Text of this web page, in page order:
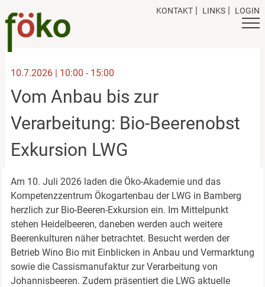
to
content
KONTAKT LINKS LOGIN
10.7.2026 | 10:00 - 15:00
Vom Anbau bis zur
Verarbeitung: Bio-Beerenobst
Exkursion LWG
Am 10. Juli 2026 laden die Öko-Akademie und das
Kompetenzzentrum Ökogartenbau der LWG in Bamberg
herzlich zur Bio-Beeren-Exkursion ein. Im Mittelpunkt
stehen Heidelbeeren, daneben werden auch weitere
Beerenkulturen näher betrachtet. Besucht werden der
Betrieb Wino Bio mit Einblicken in Anbau und Vermarktung
sowie die Cassismanufaktur zur Verarbeitung von
Johannisbeeren. Zudem präsentiert die LWG aktuelle